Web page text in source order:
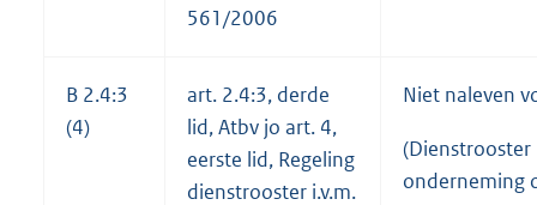
561/2006
B 2.4:3
(4)
art. 2.4:3, derde
lid, Atbv jo art. 4,
eerste lid, Regeling
dienstrooster i.v.m.
Niet naleven
onderneming